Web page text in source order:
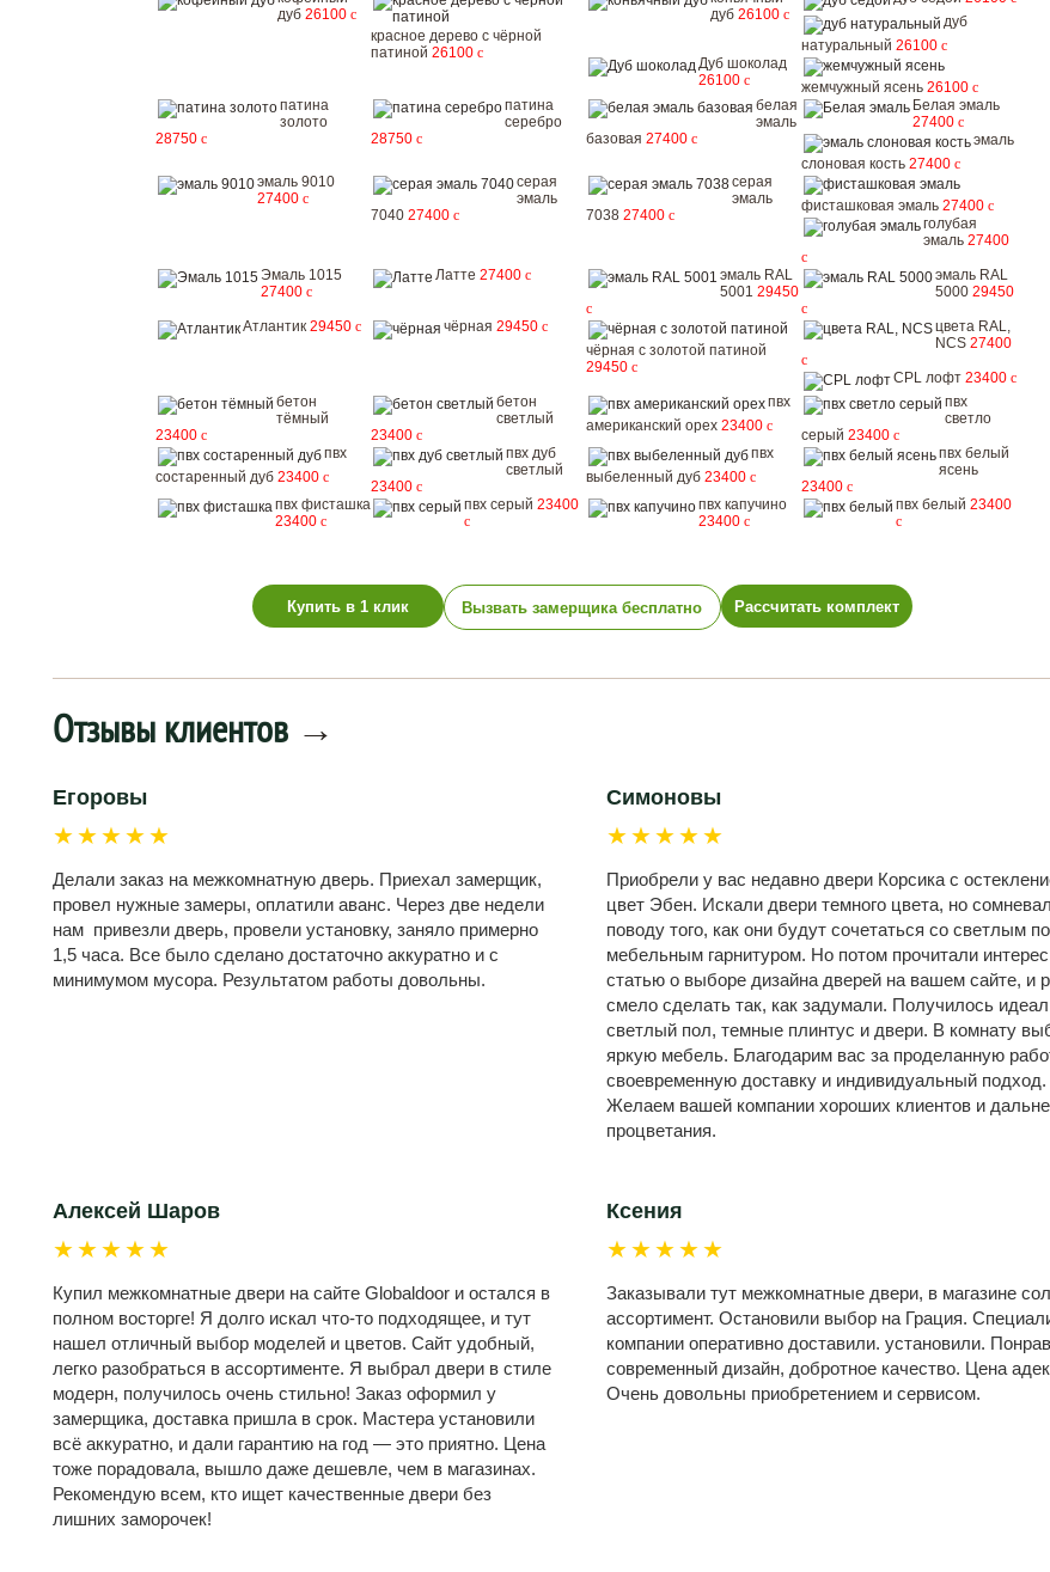
дуб 26100 c
красное дерево с чёрной
патиной 26100 c
дуб 26100 c
дуб
натуральный 26100 c
Дуб шоколад
26100 c жемчужный ясень 26100 c
патина
золото
28750 c
патина
серебро
28750 c
белая
эмаль
базовая 27400 c
Белая эмаль
27400 c
эмаль
слоновая кость 27400 c
эмаль 9010
27400 c
серая
эмаль
7040 27400 c
серая
эмаль
7038 27400 c
фисташковая эмаль 27400 c
голубая
эмаль 27400
c
Эмаль 1015
27400 c
Латте 27400 c
эмаль RAL
5001 29450
c
эмаль RAL
5000 29450
c
Атлантик 29450 c чёрная 29450 c
чёрная с золотой патиной
29450 c
цвета RAL,
NCS 27400
c
CPL лофт 23400 c
бетон
тёмный
23400 c
бетон
светлый
23400 c
пвх
американский орех 23400 c
пвх
светло
серый 23400 c
пвх
состаренный дуб 23400 c
пвх дуб
светлый
23400 c
пвх
выбеленный дуб 23400 c
пвх белый
ясень
23400 c
пвх фисташка
23400 c
пвх серый 23400
c
пвх капучино
23400 c
пвх белый 23400
c
Купить в 1 клик Вызвать замерщика бесплатно Рассчитать комплект
Отзывы клиентов →
Егоровы
★★★★★
Делали заказ на межкомнатную дверь. Приехал замерщик,
провел нужные замеры, оплатили аванс. Через две недели
нам привезли дверь, провели установку, заняло примерно
1,5 часа. Все было сделано достаточно аккуратно и с
минимумом мусора. Результатом работы довольны.
Симоновы
★★★★★
Приобрели у вас недавно двери Корсика с
цвет Эбен. Искали двери темного цвета, но
поводу того, как они будут сочетаться со светлым
мебельным гарнитуром. Но потом прочитали
статью о выборе дизайна дверей на вашем сайте, и
смело сделать так, как задумали. Получилось
светлый пол, темные плинтус и двери. В комнату
яркую мебель. Благодарим вас за проделанную
своевременную доставку и индивидуальный подход.
Желаем вашей компании хороших клиентов и
процветания.
Алексей Шаров
★★★★★
Купил межкомнатные двери на сайте Globaldoor и остался в
полном восторге! Я долго искал что-то подходящее, и тут
нашел отличный выбор моделей и цветов. Сайт удобный,
легко разобраться в ассортименте. Я выбрал двери в стиле
модерн, получилось очень стильно! Заказ оформил у
замерщика, доставка пришла в срок. Мастера установили
всё аккуратно, и дали гарантию на год — это приятно. Цена
тоже порадовала, вышло даже дешевле, чем в магазинах.
Рекомендую всем, кто ищет качественные двери без
лишних заморочек!
Ксения
★★★★★
Заказывали тут межкомнатные двери, в магазине
ассортимент. Остановили выбор на Грация.
компании оперативно доставили. установили.
современный дизайн, добротное качество. Цена
Очень довольны приобретением и сервисом.